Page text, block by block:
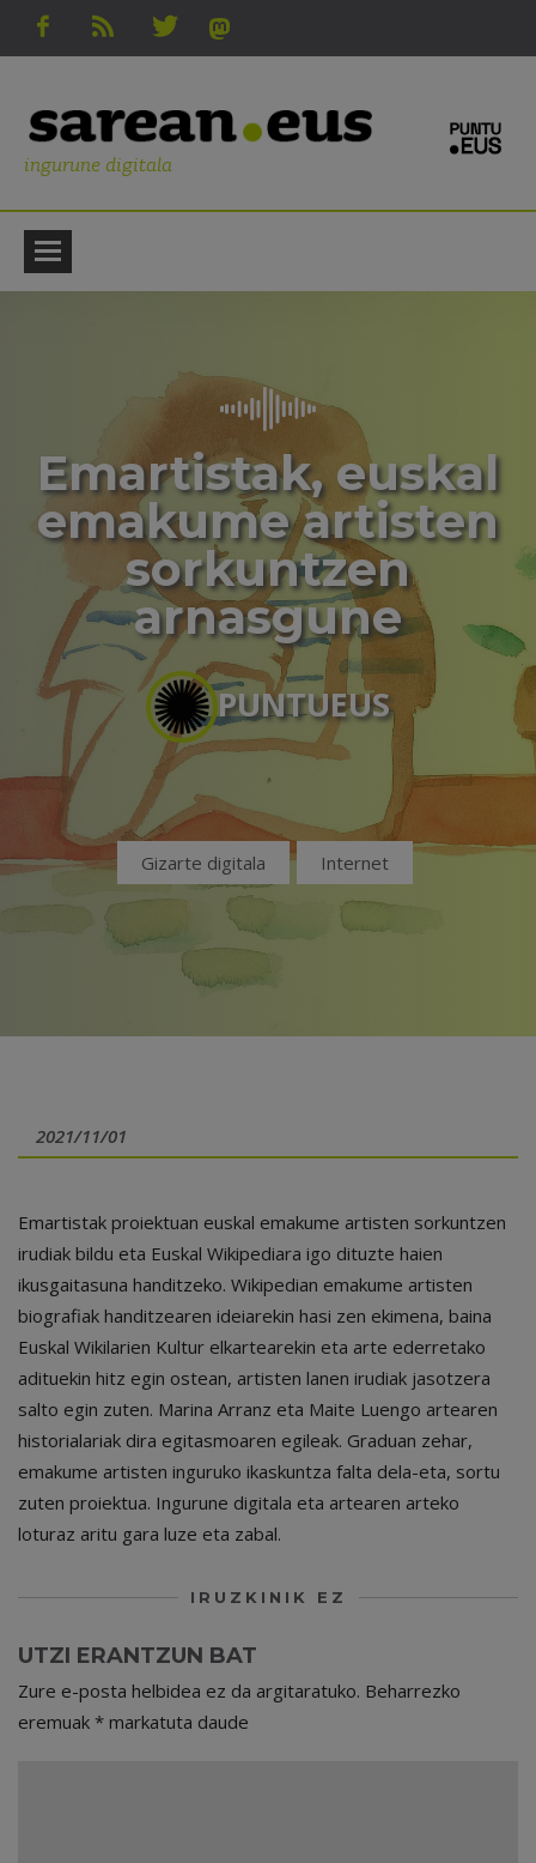
ingurune digitala
Emartistak, euskal
emakume artisten
sorkuntzen
arnasgune
PUNTUEUS
Gizarte digitala Internet
2021/11/01
Emartistak proiektuan euskal emakume artisten sorkuntzen
irudiak bildu eta Euskal Wikipediara igo dituzte haien
ikusgaitasuna handitzeko. Wikipedian emakume artisten
biografiak handitzearen ideiarekin hasi zen ekimena, baina
Euskal Wikilarien Kultur elkartearekin eta arte ederretako
adituekin hitz egin ostean, artisten lanen irudiak jasotzera
salto egin zuten. Marina Arranz eta Maite Luengo artearen
historialariak dira egitasmoaren egileak. Graduan zehar,
emakume artisten inguruko ikaskuntza falta dela-eta, sortu
zuten proiektua. Ingurune digitala eta artearen arteko
loturaz aritu gara luze eta zabal.
IRUZKINIK EZ
UTZI ERANTZUN BAT
Zure e-posta helbidea ez da argitaratuko. Beharrezko
eremuak * markatuta daude